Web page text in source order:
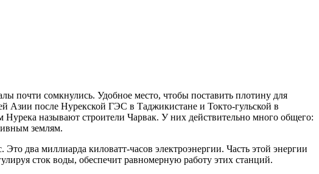
почти сомкнулись. Удобное место, чтобы поставить плотину для
Азии после Нурекской ГЭС в Таджикистане и Токто-гульской в
называют строители Чарвак. У них действительно много общего:
землям.
два миллиарда киловатт-часов электроэнергии. Часть этой энергии
сток воды, обеспечит равномерную работу этих станций.